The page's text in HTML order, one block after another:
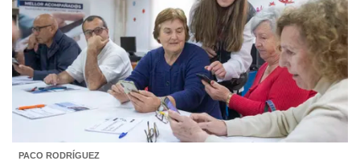
PACO RODRÍGUEZ